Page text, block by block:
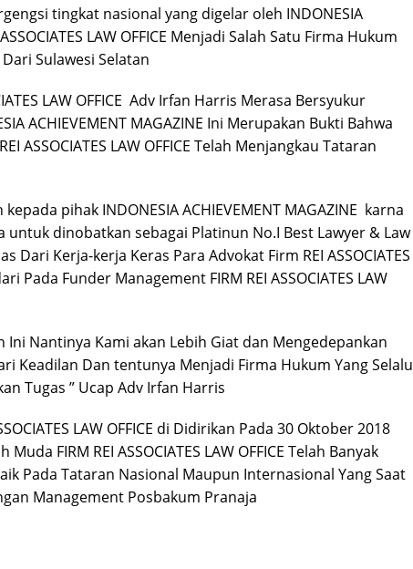
tingkat nasional yang digelar oleh INDONESIA
LAW OFFICE Menjadi Salah Satu Firma Hukum
Sulawesi Selatan
LAW OFFICE Adv Irfan Harris Merasa Bersyukur
ACHIEVEMENT MAGAZINE Ini Merupakan Bukti Bahwa
ASSOCIATES LAW OFFICE Telah Menjangkau Tataran
pihak INDONESIA ACHIEVEMENT MAGAZINE karna
untuk dinobatkan sebagai Platinun No.I Best Lawyer & Law
Dari Kerja-kerja Keras Para Advokat Firm REI ASSOCIATES
Pada Funder Management FIRM REI ASSOCIATES LAW
Ini Nantinya Kami akan Lebih Giat dan Mengedepankan
Keadilan Dan tentunya Menjadi Firma Hukum Yang Selalu
Tugas ” Ucap Adv Irfan Harris
LAW OFFICE di Didirikan Pada 30 Oktober 2018
FIRM REI ASSOCIATES LAW OFFICE Telah Banyak
Pada Tataran Nasional Maupun Internasional Yang Saat
Management Posbakum Pranaja